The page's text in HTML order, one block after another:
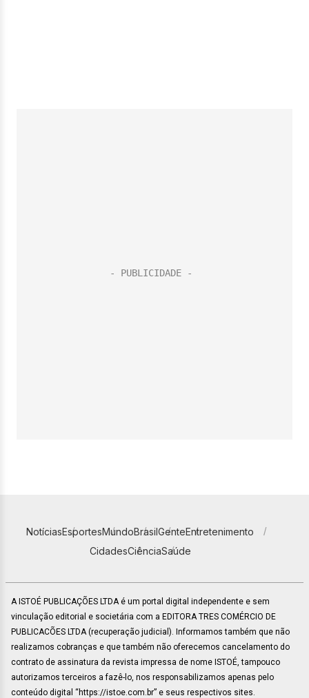
NotíciasEsportesMundoBrasilGenteEntretenimento
CidadesCiênciaSaúde
A ISTOÉ PUBLICAÇÕES LTDA é um portal digital independente e sem
vinculação editorial e societária com a EDITORA TRES COMÉRCIO DE
PUBLICACÕES LTDA (recuperação judicial). Informamos também que não
realizamos cobranças e que também não oferecemos cancelamento do
contrato de assinatura da revista impressa de nome ISTOÉ, tampouco
autorizamos terceiros a fazê-lo, nos responsabilizamos apenas pelo
conteúdo digital “https://istoe.com.br” e seus respectivos sites.